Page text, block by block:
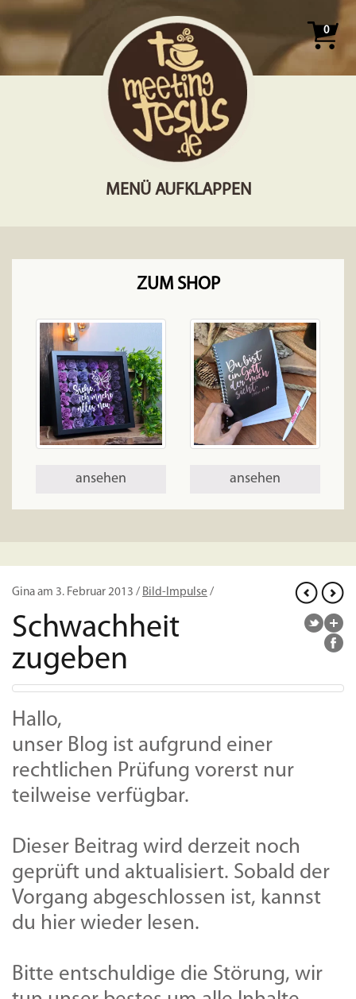
0
MENÜ AUFKLAPPEN
ZUM SHOP
ansehen ansehen
Gina am 3. Februar 2013 / Bild-Impulse /
Schwachheit
zugeben
Hallo,
unser Blog ist aufgrund einer
rechtlichen Prüfung vorerst nur
teilweise verfügbar.
Dieser Beitrag wird derzeit noch
geprüft und aktualisiert. Sobald der
Vorgang abgeschlossen ist, kannst
du hier wieder lesen.
Bitte entschuldige die Störung, wir